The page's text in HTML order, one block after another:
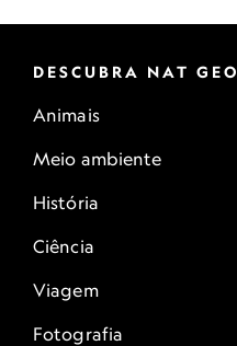
DESCUBRA NAT GEO
Animais
Meio ambiente
História
Ciência
Viagem
Fotografia